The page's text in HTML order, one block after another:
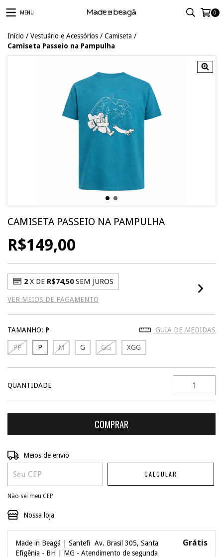
MENU 0
Início / Vestuário e Acessórios / Camiseta /
Camiseta Passeio na Pampulha
CAMISETA PASSEIO NA PAMPULHA
R$149,00
2 X DE R$74,50 SEM JUROS
VER MEIOS DE PAGAMENTO
TAMANHO: P GUIA DE MEDIDAS
PP P M G GG XGG
QUANTIDADE
Entregas para o CEP:
Meios de envio
CALCULAR
Não sei meu CEP
Nossa loja
Made in Beagá | Santefi Av. Brasil 305, Santa
Efigênia - BH | MG - Atendimento de segunda
Grátis